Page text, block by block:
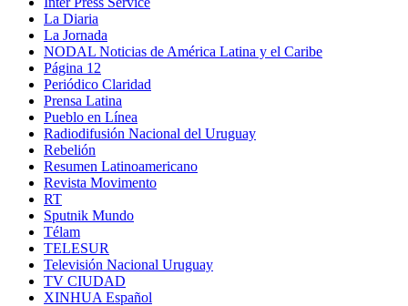
La Diaria
La Jornada
NODAL Noticias de América Latina y el Caribe
Página 12
Periódico Claridad
Prensa Latina
Pueblo en Línea
Radiodifusión Nacional del Uruguay
Rebelión
Resumen Latinoamericano
Revista Movimento
RT
Sputnik Mundo
Télam
TELESUR
Televisión Nacional Uruguay
TV CIUDAD
XINHUA Español